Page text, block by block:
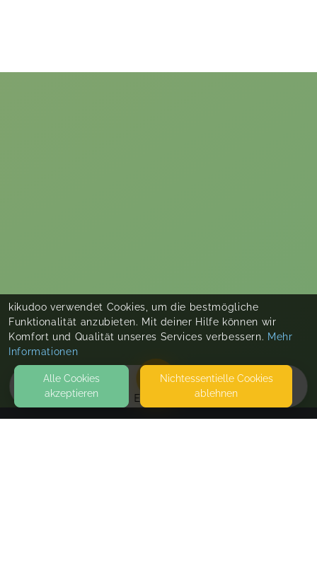
EVENTS
kikudoo verwendet Cookies, um die bestmögliche
Funktionalität anzubieten. Mit deiner Hilfe können wir
Komfort und Qualität unseres Services verbessern. Mehr
Informationen
Alle Cookies
akzeptieren
Nicht­essentielle Cookies
ablehnen